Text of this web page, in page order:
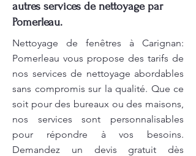
autres services de nettoyage par
Pomerleau.
Nettoyage de fenêtres à Carignan:
Pomerleau vous propose des tarifs de
nos services de nettoyage abordables
sans compromis sur la qualité. Que ce
soit pour des bureaux ou des maisons,
nos services sont personnalisables
pour répondre à vos besoins.
Demandez un devis gratuit dès